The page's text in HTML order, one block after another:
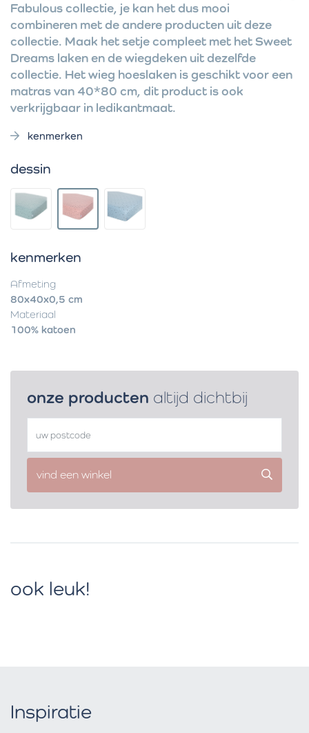
Fabulous collectie, je kan het dus mooi
combineren met de andere producten uit deze
collectie. Maak het setje compleet met het Sweet
Dreams laken en de wiegdeken uit dezelfde
collectie. Het wieg hoeslaken is geschikt voor een
matras van 40*80 cm, dit product is ook
verkrijgbaar in ledikantmaat.
kenmerken
dessin
kenmerken
Afmeting
80x40x0,5 cm
Materiaal
100% katoen
onze producten altijd dichtbij
vind een winkel
ook leuk!
Inspiratie